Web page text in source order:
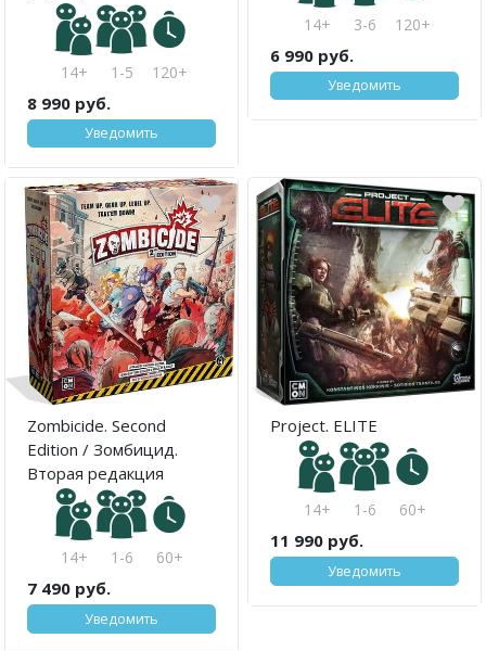
14+ 1-5 120+
8 990 руб.
Уведомить
14+ 3-6 120+
6 990 руб.
Уведомить
Zombicide. Second
Edition / Зомбицид.
Вторая редакция
14+ 1-6 60+
7 490 руб.
Уведомить
Project. ELITE
14+ 1-6 60+
11 990 руб.
Уведомить